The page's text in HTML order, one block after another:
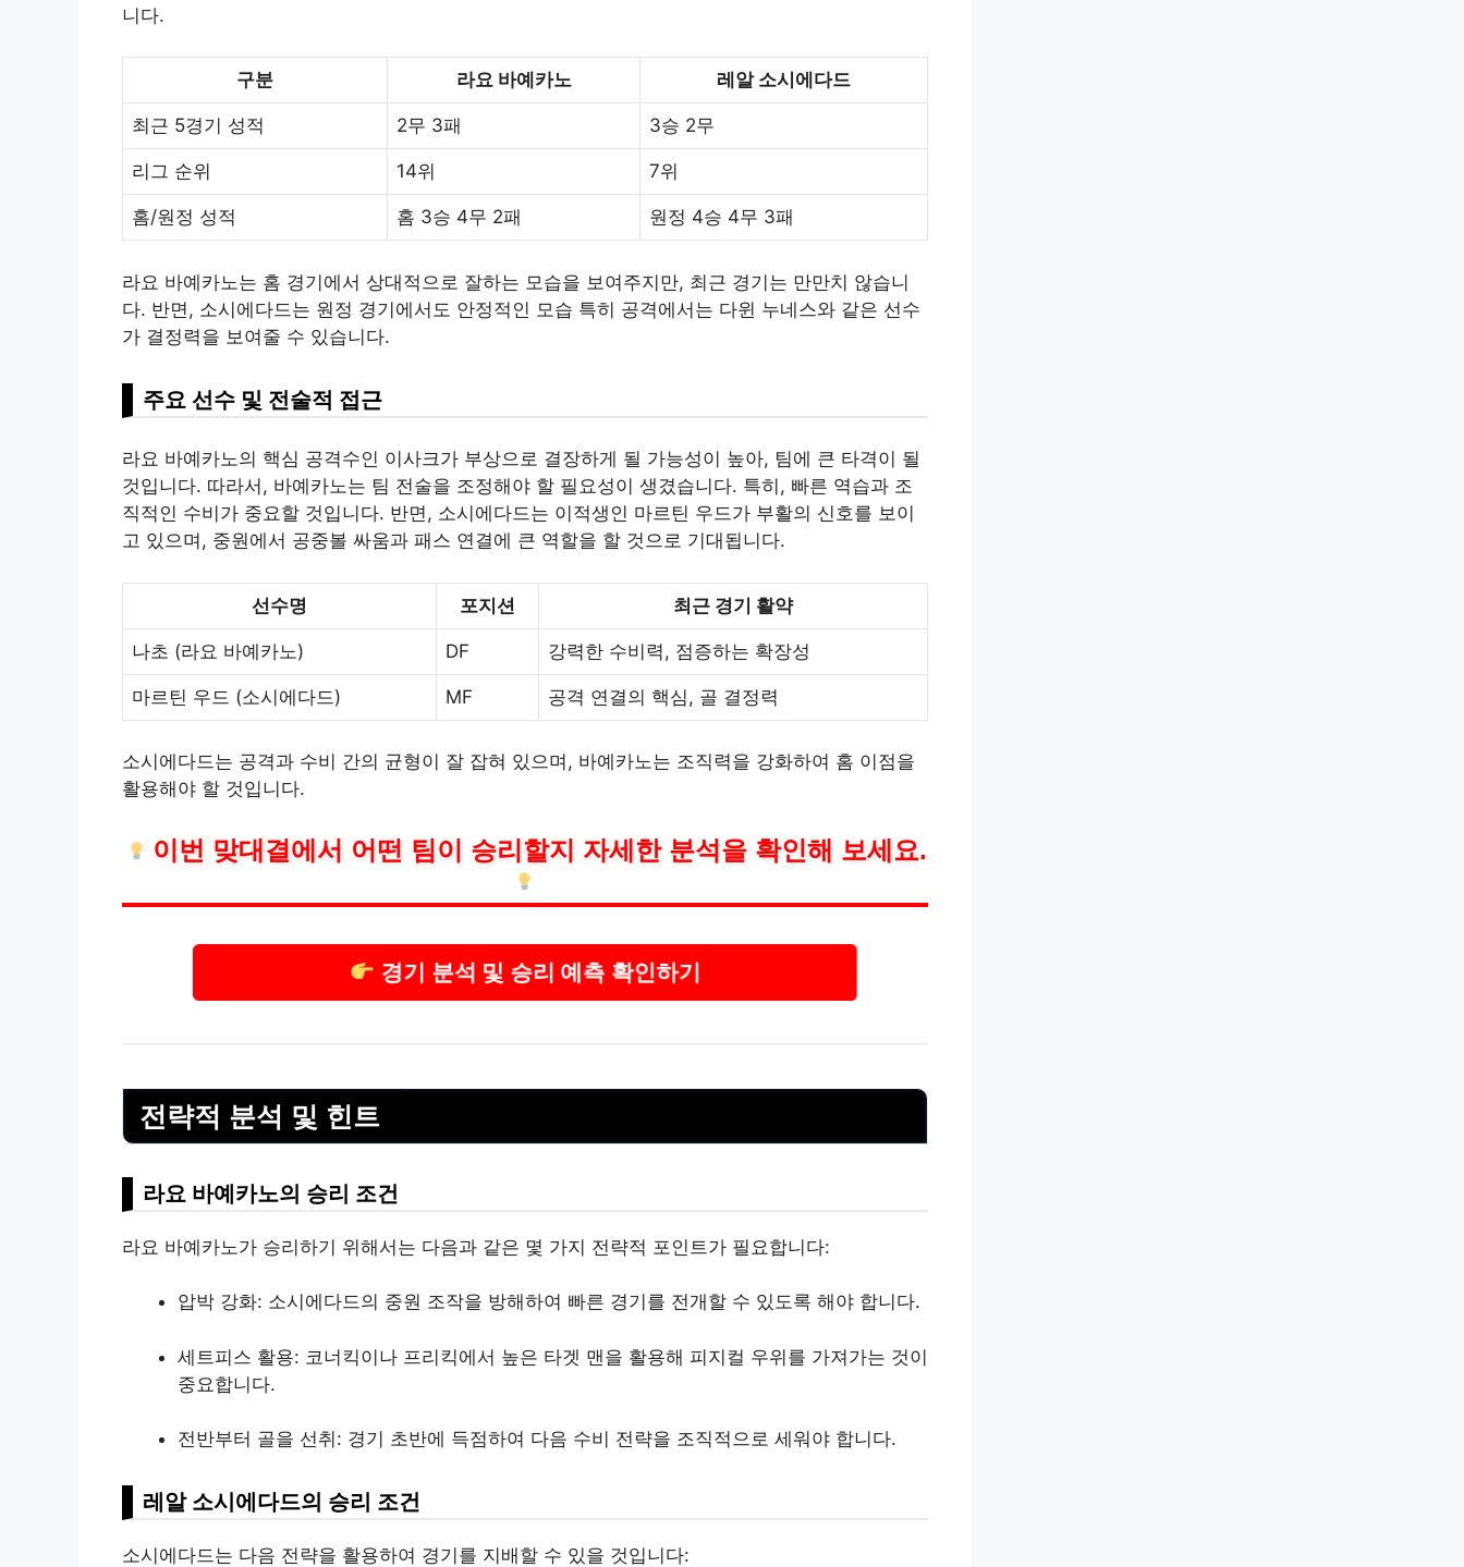
니다.
구분 라요 바예카노 레알 소시에다드
최근 5경기 성적 2무 3패 3승 2무
리그 순위 14위 7위
홈/원정 성적 홈 3승 4무 2패 원정 4승 4무 3패
라요 바예카노는 홈 경기에서 상대적으로 잘하는 모습을 보여주지만, 최근 경기는 만만치 않습니
다. 반면, 소시에다드는 원정 경기에서도 안정적인 모습 특히 공격에서는 다윈 누네스와 같은 선수
가 결정력을 보여줄 수 있습니다.
주요 선수 및 전술적 접근
라요 바예카노의 핵심 공격수인 이사크가 부상으로 결장하게 될 가능성이 높아, 팀에 큰 타격이 될
것입니다. 따라서, 바예카노는 팀 전술을 조정해야 할 필요성이 생겼습니다. 특히, 빠른 역습과 조
직적인 수비가 중요할 것입니다. 반면, 소시에다드는 이적생인 마르틴 우드가 부활의 신호를 보이
고 있으며, 중원에서 공중볼 싸움과 패스 연결에 큰 역할을 할 것으로 기대됩니다.
선수명 포지션 최근 경기 활약
나초 (라요 바예카노) DF 강력한 수비력, 점증하는 확장성
마르틴 우드 (소시에다드) MF 공격 연결의 핵심, 골 결정력
소시에다드는 공격과 수비 간의 균형이 잘 잡혀 있으며, 바예카노는 조직력을 강화하여 홈 이점을
활용해야 할 것입니다.
이번 맞대결에서 어떤 팀이 승리할지 자세한 분석을 확인해 보세요.
경기 분석 및 승리 예측 확인하기
전략적 분석 및 힌트
라요 바예카노의 승리 조건
라요 바예카노가 승리하기 위해서는 다음과 같은 몇 가지 전략적 포인트가 필요합니다:
압박 강화: 소시에다드의 중원 조작을 방해하여 빠른 경기를 전개할 수 있도록 해야 합니다.
세트피스 활용: 코너킥이나 프리킥에서 높은 타겟 맨을 활용해 피지컬 우위를 가져가는 것이
중요합니다.
전반부터 골을 선취: 경기 초반에 득점하여 다음 수비 전략을 조직적으로 세워야 합니다.
레알 소시에다드의 승리 조건
소시에다드는 다음 전략을 활용하여 경기를 지배할 수 있을 것입니다: